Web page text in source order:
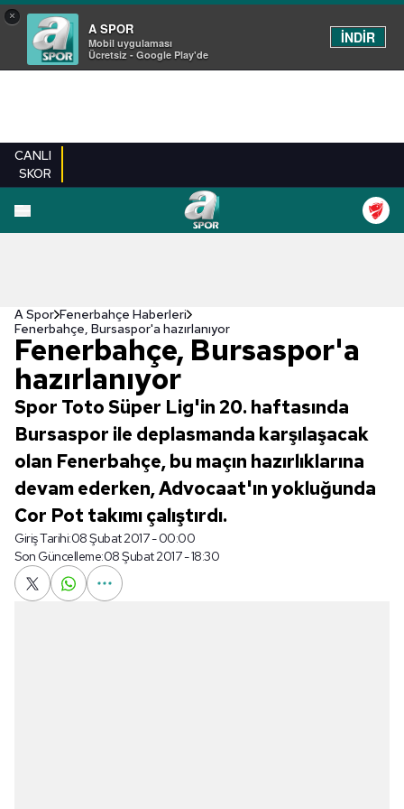
×
A SPOR
Mobil uygulaması
Ücretsiz - Google Play'de
İNDİR
CANLI
SKOR
A Spor Fenerbahçe Haberleri
Fenerbahçe, Bursaspor'a hazırlanıyor
Fenerbahçe, Bursaspor'a
hazırlanıyor
Spor Toto Süper Lig'in 20. haftasında
Bursaspor ile deplasmanda karşılaşacak
olan Fenerbahçe, bu maçın hazırlıklarına
devam ederken, Advocaat'ın yokluğunda
Cor Pot takımı çalıştırdı.
Giriş Tarihi:08 Şubat 2017 - 00:00
Son Güncelleme:08 Şubat 2017 - 18:30